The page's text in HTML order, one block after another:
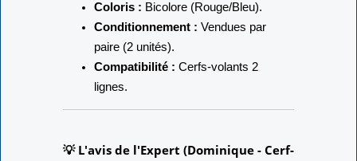
doux.
Coloris :Bicolore (Rouge/Bleu).
Conditionnement :
paire (2 unités).
Compatibilité :
lignes.